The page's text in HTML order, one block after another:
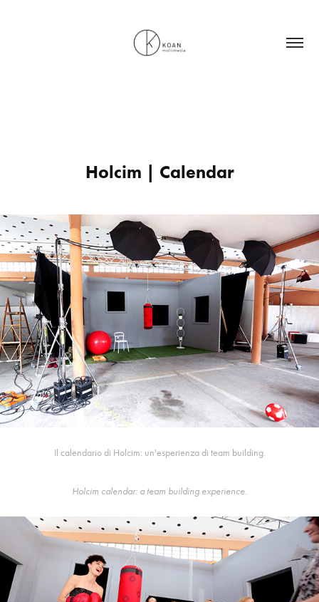
Holcim | Calendar
Il calendario di Holcim: un'esperienza di team building.
Holcim calendar: a team building experience.